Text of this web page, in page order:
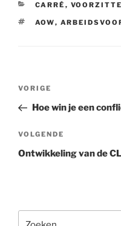
CATEGORIEËN
CARRÉ ,
TAGS
AOW,
Bericht
Vorig
bericht
VORIGE
Hoe win je een
Volgend
bericht
VOLGENDE
Ontwikkeling van de